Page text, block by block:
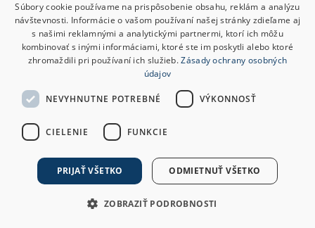
Súbory cookie používame na prispôsobenie obsahu, reklám a analýzu
návštevnosti. Informácie o vašom používaní našej stránky zdieľame aj
s našimi reklamnými a analytickými partnermi, ktorí ich môžu
kombinovať s inými informáciami, ktoré ste im poskytli alebo ktoré
zhromaždili pri používaní ich služieb.Zásady ochrany osobných
údajov
NEVYHNUTNE POTREBNÉ VÝKONNOSŤ
CIELENIE FUNKCIE
PRIJAŤ VŠETKO ODMIETNUŤ VŠETKO
ZOBRAZIŤ PODROBNOSTI